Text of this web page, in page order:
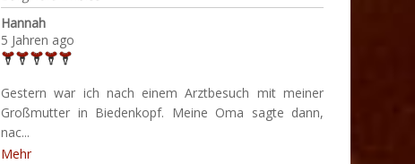
Hannah
5 Jahren ago
Gestern war ich nach einem Arztbesuch mit meiner
Großmutter in Biedenkopf. Meine Oma sagte dann,
nac...
Mehr